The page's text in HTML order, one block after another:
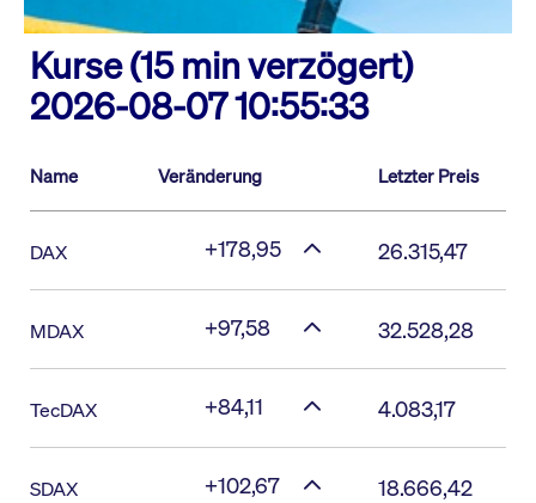
Kurse (15 min verzögert)
2026-08-07 10:55:33
Name Veränderung Letzter Preis
DAX +178,95 26.315,47
MDAX +97,58 32.528,28
TecDAX +84,11 4.083,17
SDAX +102,67 18.666,42